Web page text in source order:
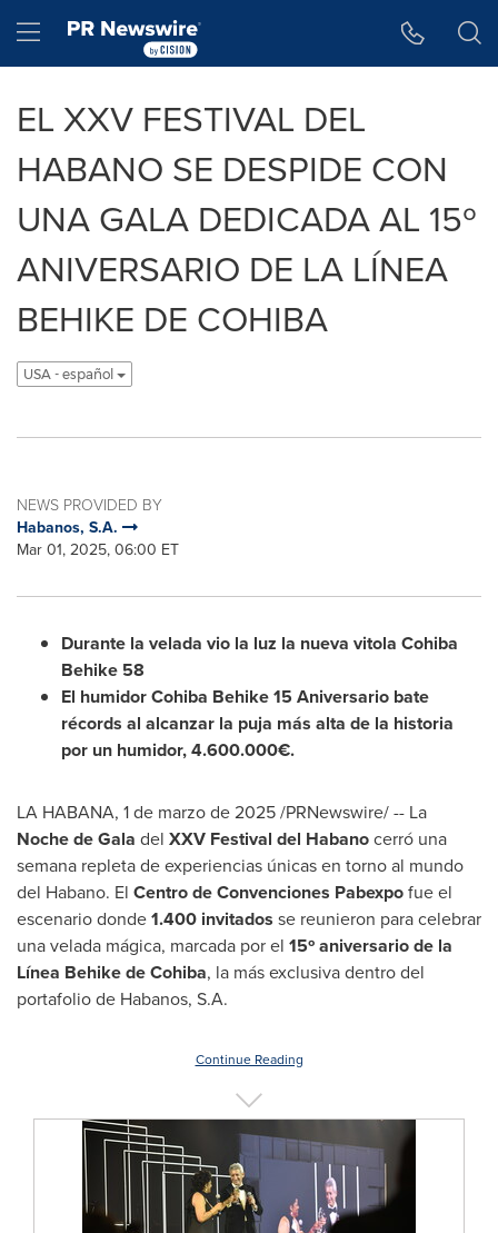
Hamburger menu
EL XXV FESTIVAL DEL
HABANO SE DESPIDE CON
UNA GALA DEDICADA AL 15º
ANIVERSARIO DE LA LÍNEA
BEHIKE DE COHIBA
USA - español
NEWS PROVIDED BY
Habanos, S.A.
Mar 01, 2025, 06:00 ET
Durante la velada vio la luz la nueva vitola Cohiba
Behike 58
El humidor Cohiba Behike 15 Aniversario bate
récords al alcanzar la puja más alta de la historia
por un humidor, 4.600.000€.
LA HABANA, 1 de marzo de 2025/PRNewswire/ -- La
Noche de Gala del XXV Festival del Habanocerró una
semana repleta de experiencias únicas en torno al mundo
del Habano. El Centro de Convenciones Pabexpofue el
escenario donde1.400 invitados se reunieron para celebrar
una velada mágica, marcada por el 15º aniversario de la
Línea Behike de Cohiba, la más exclusiva dentro del
portafolio de Habanos, S.A.
Continue Reading